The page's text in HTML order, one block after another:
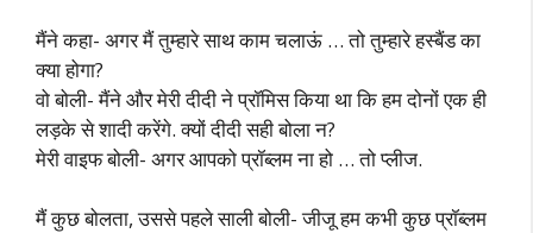
मैंने कहा- अगर मैं तुम्हारे साथ काम चलाऊं … तो तुम्हारे हस्बैंड का
क्या होगा?
वो बोली- मैंने और मेरी दीदी ने प्रॉमिस किया था कि हम दोनों एक ही
लड़के से शादी करेंगे. क्यों दीदी सही बोला न?
मेरी वाइफ बोली- अगर आपको प्रॉब्लम ना हो … तो प्लीज.
मैं कुछ बोलता, उससे पहले साली बोली- जीजू हम कभी कुछ प्रॉब्लम